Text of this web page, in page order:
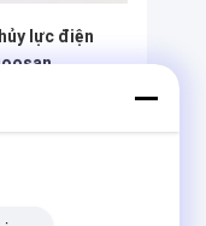
lực điện